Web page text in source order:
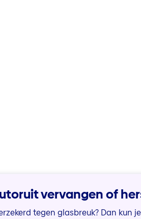
vervangen of
tegen glasbreuk? Dan kun